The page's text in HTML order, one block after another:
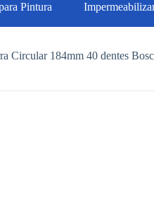
Pintura
Circular 184mm 40 dentes